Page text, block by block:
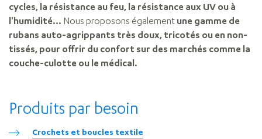
cycles, la résistance au feu, la résistance aux UV ou à
l'humidité... Nous proposons également une gamme de
rubans auto-agrippants très doux, tricotés ou en non-
tissés, pour offrir du confort sur des marchés comme la
couche-culotte ou le médical.
Produits par besoin
Crochets et boucles textile